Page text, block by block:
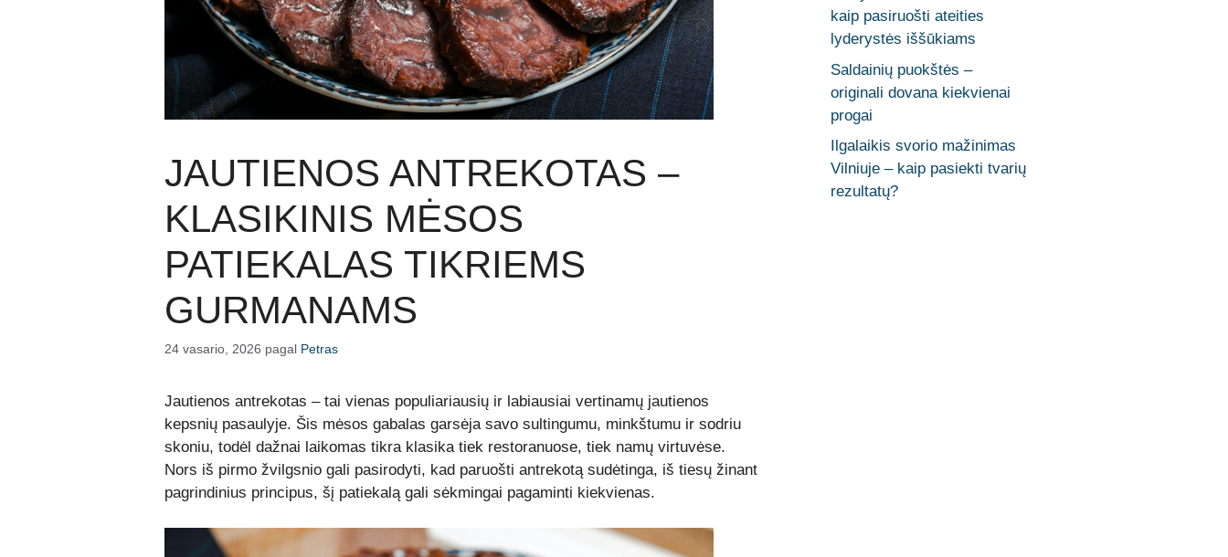
JAUTIENOS ANTREKOTAS –
KLASIKINIS MĖSOS
PATIEKALAS TIKRIEMS
GURMANAMS
24 vasario, 2026 pagal Petras
Jautienos antrekotas – tai vienas populiariausių ir labiausiai vertinamų jautienos
kepsnių pasaulyje. Šis mėsos gabalas garsėja savo sultingumu, minkštumu ir sodriu
skoniu, todėl dažnai laikomas tikra klasika tiek restoranuose, tiek namų virtuvėse.
Nors iš pirmo žvilgsnio gali pasirodyti, kad paruošti antrekotą sudėtinga, iš tiesų žinant
pagrindinius principus, šį patiekalą gali sėkmingai pagaminti kiekvienas.
kaip pasiruošti ateities
lyderystės iššūkiams
Saldainių puokštės –
originali dovana kiekvienai
progai
Ilgalaikis svorio mažinimas
Vilniuje – kaip pasiekti tvarių
rezultatų?